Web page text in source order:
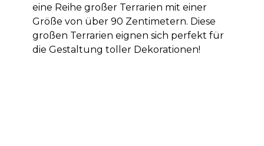
eine Reihe großer Terrarien mit einer
Größe von über 90 Zentimetern. Diese
großen Terrarien eignen sich perfekt für
die Gestaltung toller Dekorationen!